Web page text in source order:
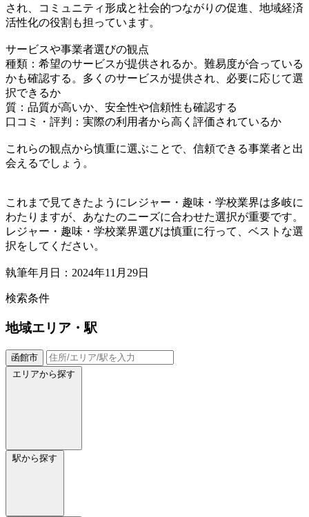
され、コミュニティ形成と社会的つながりの促進、地域経済
活性化の役割も担っています。
サービスや事業者選びの観点
種類：希望のサービスが提供されるか。難易度が合っている
かも確認する。多くのサービスが提供され、必要に応じて選
択できるか
質：品質が高いか、安全性や信頼性も確認する
口コミ・評判：実際の利用者から高く評価されているか
これらの観点から慎重に選ぶことで、信頼できる事業者と出
会えるでしょう。
これまで見てきたようにレジャー・趣味・学校業界は多岐に
わたりますが、あなたのニーズに合わせた選択が重要です。
レジャー・趣味・学校業界選びは慎重に行って、ベストな選
択をしてください。
執筆年月日：2024年11月29日
検索条件
地域エリア・駅
函館市
エリアから探す
駅から探す